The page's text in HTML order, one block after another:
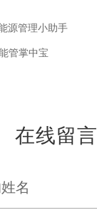
源管理小助手
管掌中宝
在线留言
名